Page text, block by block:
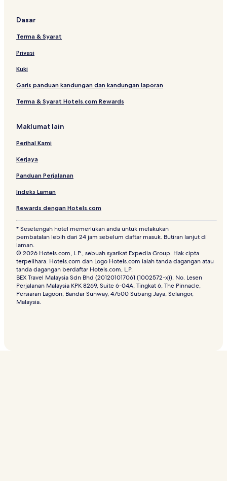
e
n
s
t
l
Dasar
Terma & Syarat
Privasi
Kuki
Garis panduan kandungan dan kandungan laporan
Terma & Syarat Hotels.com Rewards
Maklumat lain
Perihal Kami
Kerjaya
Panduan Perjalanan
Indeks Laman
Rewards dengan Hotels.com
* Sesetengah hotel memerlukan anda untuk melakukan
pembatalan lebih dari 24 jam sebelum daftar masuk. Butiran lanjut di
laman.
© 2026 Hotels.com, L.P., sebuah syarikat Expedia Group. Hak cipta
terpelihara. Hotels.com dan Logo Hotels.com ialah tanda dagangan atau
tanda dagangan berdaftar Hotels.com, L.P.
BEX Travel Malaysia Sdn Bhd (201201017061 (1002572-x)). No. Lesen
Perjalanan Malaysia KPK 8269, Suite 6-04A, Tingkat 6, The Pinnacle,
Persiaran Lagoon, Bandar Sunway, 47500 Subang Jaya, Selangor,
Malaysia.